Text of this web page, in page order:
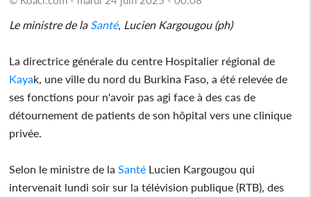
Le ministre de la Santé, Lucien Kargougou (ph)
La directrice générale du centre Hospitalier régional de
Kayak, une ville du nord du Burkina Faso, a été relevée de
ses fonctions pour n'avoir pas agi face à des cas de
détournement de patients de son hôpital vers une clinique
privée.
Selon le ministre de la Santé Lucien Kargougou qui
intervenait lundi soir sur la télévision publique (RTB), des